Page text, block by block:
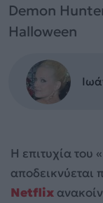
Demon
Halloween
Η επιτυχία του «
αποδεικνύεται
Netflix